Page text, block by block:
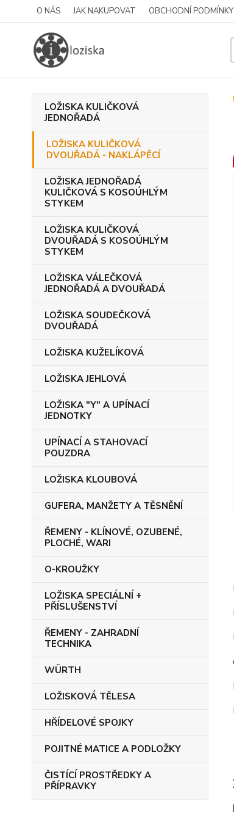
O NÁS JAK NAKUPOVAT OBCHODNÍ PODMÍNKY
LOŽISKA KULIČKOVÁ
JEDNOŘADÁ
LOŽISKA KULIČKOVÁ
DVOUŘADÁ - NAKLÁPĚCÍ
LOŽISKA JEDNOŘADÁ
KULIČKOVÁ S KOSOÚHLÝM
STYKEM
LOŽISKA KULIČKOVÁ
DVOUŘADÁ S KOSOÚHLÝM
STYKEM
LOŽISKA VÁLEČKOVÁ
JEDNOŘADÁ A DVOUŘADÁ
LOŽISKA SOUDEČKOVÁ
DVOUŘADÁ
LOŽISKA KUŽELÍKOVÁ
LOŽISKA JEHLOVÁ
LOŽISKA "Y" A UPÍNACÍ
JEDNOTKY
UPÍNACÍ A STAHOVACÍ
POUZDRA
LOŽISKA KLOUBOVÁ
GUFERA, MANŽETY A TĚSNĚNÍ
ŘEMENY - KLÍNOVÉ, OZUBENÉ,
PLOCHÉ, WARI
O-KROUŽKY
LOŽISKA SPECIÁLNÍ +
PŘÍSLUŠENSTVÍ
ŘEMENY - ZAHRADNÍ
TECHNIKA
WÜRTH
LOŽISKOVÁ TĚLESA
HŘÍDELOVÉ SPOJKY
POJITNÉ MATICE A PODLOŽKY
ČISTÍCÍ PROSTŘEDKY A
PŘÍPRAVKY